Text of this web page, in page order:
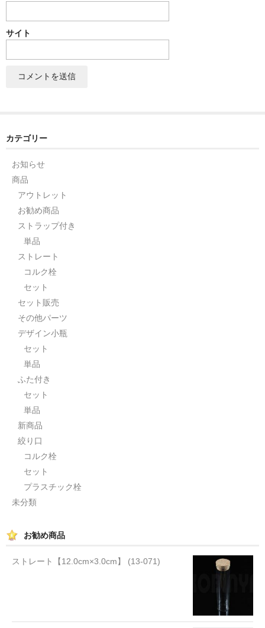
アウトレット
お問い合わせ
サイト
カテゴリー
お知らせ
商品
アウトレット
お勧め商品
ストラップ付き
単品
ストレート
コルク栓
セット
セット販売
その他パーツ
デザイン小瓶
セット
単品
ふた付き
セット
単品
新商品
絞り口
コルク栓
セット
プラスチック栓
未分類
お勧め商品
ストレート【12.0cm×3.0cm】 (13-071)